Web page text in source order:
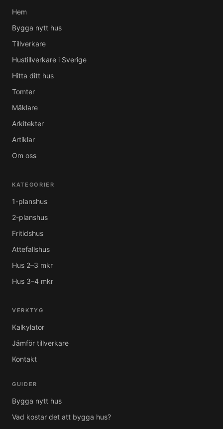
Hem
Bygga nytt hus
Tillverkare
Hustillverkare i Sverige
Hitta ditt hus
Tomter
Mäklare
Arkitekter
Artiklar
Om oss
KATEGORIER
1-planshus
2-planshus
Fritidshus
Attefallshus
Hus 2–3 mkr
Hus 3–4 mkr
VERKTYG
Kalkylator
Jämför tillverkare
Kontakt
GUIDER
Bygga nytt hus
Vad kostar det att bygga hus?